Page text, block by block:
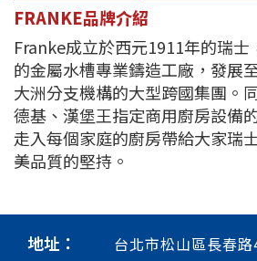
FRANKE品牌介紹
Franke成立於西元1911年的瑞士
的金屬水槽專業鑄造工廠，發展
大洲分支機構的大型跨國集團。
德基、漢堡王指定商用廚房設備
走入每個家庭的廚房帶給大家瑞
美品質的堅持。
地址： 台北市松山區長春